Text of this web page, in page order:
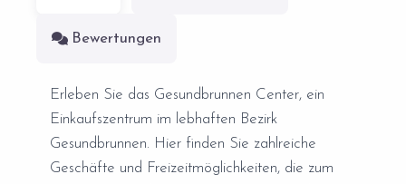
Bewertungen
Erleben Sie das Gesundbrunnen Center, ein
Einkaufszentrum im lebhaften Bezirk
Gesundbrunnen. Hier finden Sie zahlreiche
Geschäfte und Freizeitmöglichkeiten, die zum